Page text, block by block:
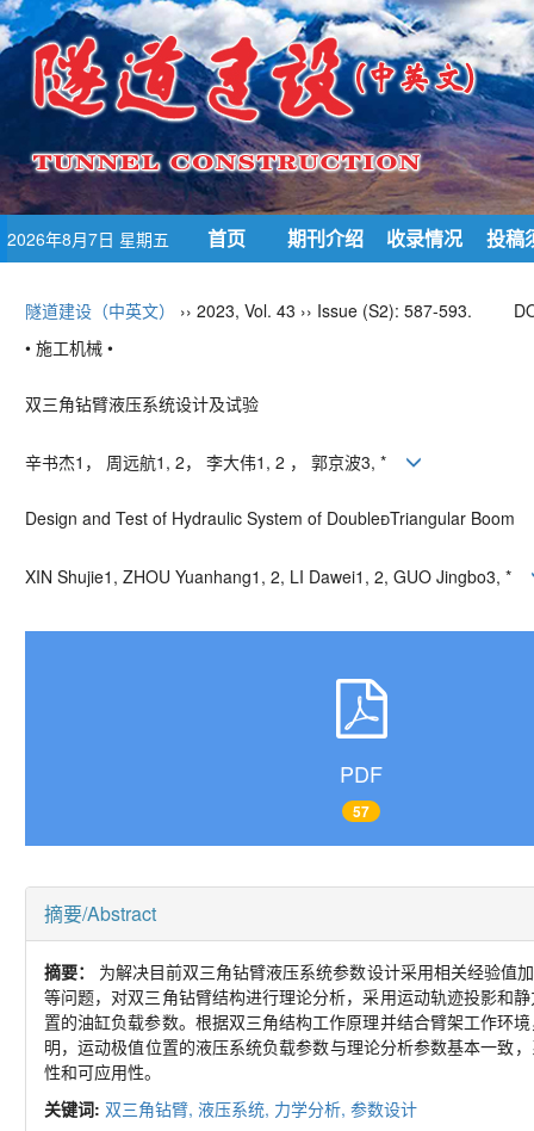
2026年8月7日 星期五 首页 期刊介绍 收录情况 投稿
隧道建设（中英文） ›› 2023, Vol. 43 ›› Issue (S2): 587-593.
• 施工机械 •
双三角钻臂液压系统设计及试验
辛书杰1 ， 周远航1, 2， 李大伟1, 2 ， 郭京波3, *
Design and Test of Hydraulic System of DoubleTriangular Boom
XIN Shujie1, ZHOU Yuanhang1, 2, LI Dawei1, 2, GUO Jingbo3, *
PDF
57
摘要/Abstract
摘要： 为解决目前双三角钻臂液压系统参数设计采用相关经验值
等问题，对双三角钻臂结构进行理论分析，采用运动轨迹投影和
置的油缸负载参数。根据双三角结构工作原理并结合臂架工作环
明，运动极值位置的液压系统负载参数与理论分析参数基本一致
性和可应用性。
关键词: 双三角钻臂, 液压系统, 力学分析, 参数设计